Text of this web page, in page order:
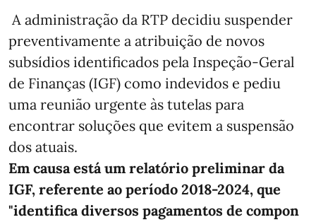
A administração da RTP decidiu suspender
preventivamente a atribuição de novos
subsídios identificados pela Inspeção-Geral
de Finanças (IGF) como indevidos e pediu
uma reunião urgente às tutelas para
encontrar soluções que evitem a suspensão
dos atuais.
Em causa está um relatório preliminar da
IGF, referente ao período 2018-2024, que
"identifica diversos pagamentos de compon